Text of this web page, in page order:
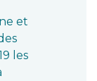
et
les